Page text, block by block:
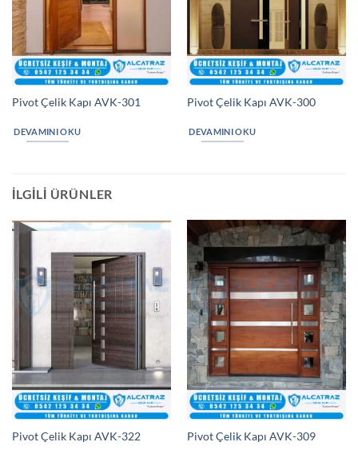
Pivot Çelik Kapı AVK-301
DEVAMINI OKU
Pivot Çelik Kapı AVK-300
DEVAMINI OKU
İLGILI ÜRÜNLER
Pivot Çelik Kapı AVK-322 Pivot Çelik Kapı AVK-309